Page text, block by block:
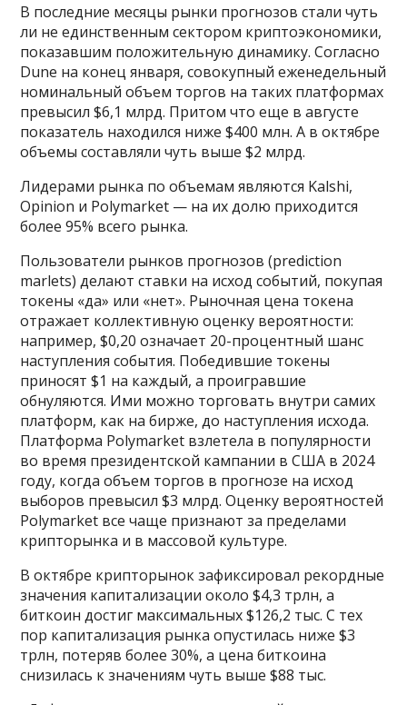
В последние месяцы рынки прогнозов стали чуть
ли не единственным сектором криптоэкономики,
показавшим положительную динамику. Согласно
Dune на конец января, совокупный еженедельный
номинальный объем торгов на таких платформах
превысил $6,1 млрд. Притом что еще в августе
показатель находился ниже $400 млн. А в октябре
объемы составляли чуть выше $2 млрд.
Лидерами рынка по объемам являются Kalshi,
Opinion и Polymarket — на их долю приходится
более 95% всего рынка.
Пользователи рынков прогнозов (prediction
marlets) делают ставки на исход событий, покупая
токены «да» или «нет». Рыночная цена токена
отражает коллективную оценку вероятности:
например, $0,20 означает 20-процентный шанс
наступления события. Победившие токены
приносят $1 на каждый, а проигравшие
обнуляются. Ими можно торговать внутри самих
платформ, как на бирже, до наступления исхода.
Платформа Polymarket взлетела в популярности
во время президентской кампании в США в 2024
году, когда объем торгов в прогнозе на исход
выборов превысил $3 млрд. Оценку вероятностей
Polymarket все чаще признают за пределами
крипторынка и в массовой культуре.
В октябре крипторынок зафиксировал рекордные
значения капитализации около $4,3 трлн, а
биткоин достиг максимальных $126,2 тыс. С тех
пор капитализация рынка опустилась ниже $3
трлн, потеряв более 30%, а цена биткоина
снизилась к значениям чуть выше $88 тыс.